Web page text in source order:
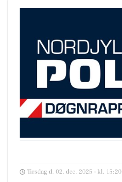
Tirsdag d. 02. dec. 2025 - kl. 15:20